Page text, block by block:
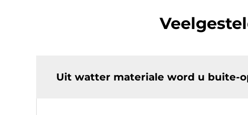
Uit watter materiale word u buite-